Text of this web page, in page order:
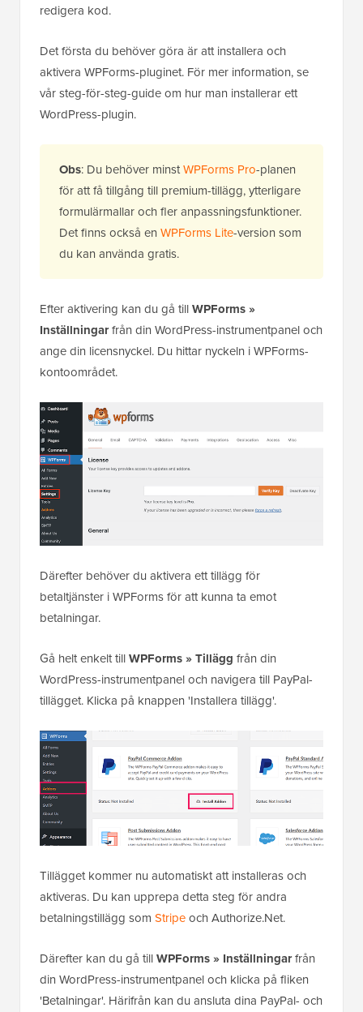
redigera kod.
Det första du behöver göra är att installera och
aktivera WPForms-pluginet. För mer information, se
vår steg-för-steg-guide om hur man installerar ett
WordPress-plugin.
Obs: Du behöver minstWPForms Pro-planen
för att få tillgång till premium-tillägg, ytterligare
formulärmallar och fler anpassningsfunktioner.
Det finns också en WPForms Lite-version som
du kan använda gratis.
Efter aktivering kan du gå tillWPForms »
Inställningarfrån din WordPress-instrumentpanel och
ange din licensnyckel. Du hittar nyckeln i WPForms-
kontoområdet.
Därefter behöver du aktivera ett tillägg för
betaltjänster i WPForms för att kunna ta emot
betalningar.
Gå helt enkelt tillWPForms » Tillägg från din
WordPress-instrumentpanel och navigera till PayPal-
tillägget. Klicka på knappen 'Installera tillägg'.
Tillägget kommer nu automatiskt att installeras och
aktiveras. Du kan upprepa detta steg för andra
betalningstillägg som Stripeoch Authorize.Net.
Därefter kan du gå tillWPForms » Inställningarfrån
din WordPress-instrumentpanel och klicka på fliken
'Betalningar'. Härifrån kan du ansluta dina PayPal- och